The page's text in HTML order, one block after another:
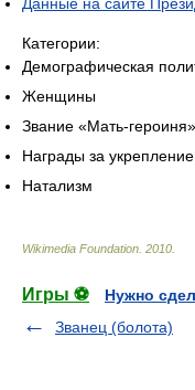
Категории:
Демографическая
Женщины
Звание «Мать-героиня»
Награды за
Натализм
Wikimedia Foundation 2010
Игры ⚽
Нужно
Званец (болота)